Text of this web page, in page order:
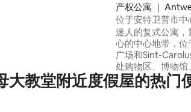
353 条评价 产权公寓 ｜
位于安特卫普市
迷人的复式公寓，
心的中心地带，
广场和Sint-
处购物区、博物
「大市场、格林广
Graanmarkt」附
大教堂附近度假屋的热门